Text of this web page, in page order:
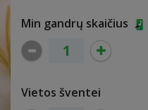
Min gandrų skaičius
Vietos šventei